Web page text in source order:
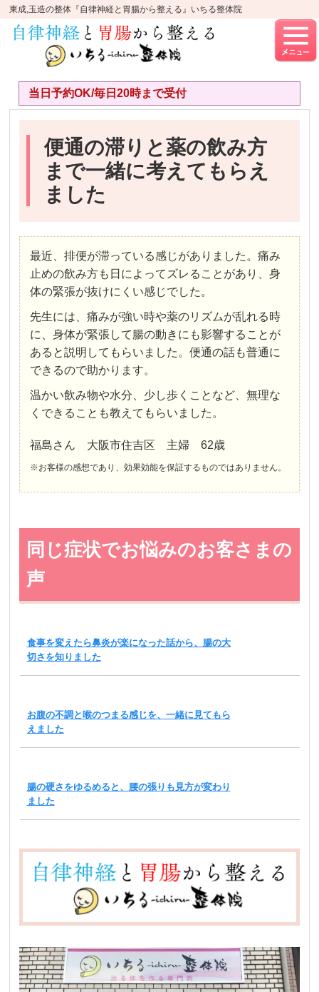
東成,玉造の整体『自律神経と胃腸から整える』いちる整体院
当日予約OK/毎日20時まで受付
便通の滞りと薬の飲み方
まで一緒に考えてもらえ
ました
最近、排便が滞っている感じがありました。痛み
止めの飲み方も日によってズレることがあり、身
体の緊張が抜けにくい感じでした。
先生には、痛みが強い時や薬のリズムが乱れる時
に、身体が緊張して腸の動きにも影響することが
あると説明してもらいました。便通の話も普通に
できるので助かります。
温かい飲み物や水分、少し歩くことなど、無理な
くできることも教えてもらいました。
福島さん 大阪市住吉区 主婦 62歳
※お客様の感想であり、効果効能を保証するものではありません。
同じ症状でお悩みのお客さまの
声
食事を変えたら鼻炎が楽になった話から、腸の大
切さを知りました
お腹の不調と喉のつまる感じを、一緒に見てもら
えました
腸の硬さをゆるめると、腰の張りも見方が変わり
ました